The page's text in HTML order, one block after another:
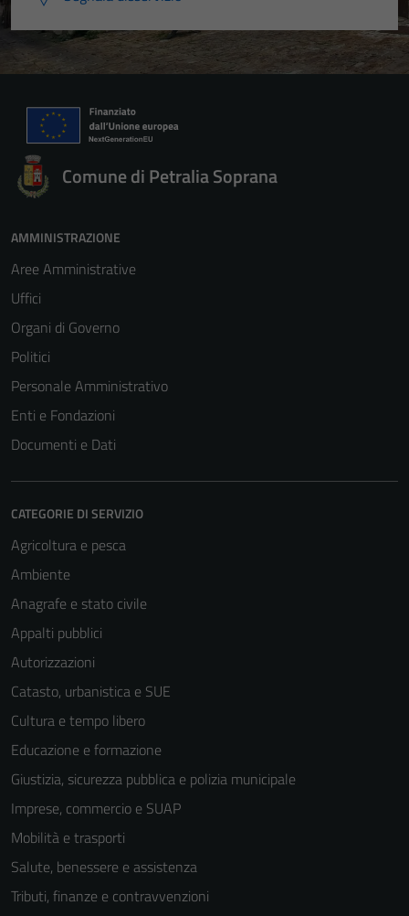
Comune di Petralia Soprana
AMMINISTRAZIONE
Aree Amministrative
Uffici
Organi di Governo
Politici
Personale Amministrativo
Enti e Fondazioni
Documenti e Dati
CATEGORIE DI SERVIZIO
Agricoltura e pesca
Ambiente
Anagrafe e stato civile
Appalti pubblici
Autorizzazioni
Catasto, urbanistica e SUE
Cultura e tempo libero
Educazione e formazione
Giustizia, sicurezza pubblica e polizia municipale
Imprese, commercio e SUAP
Mobilità e trasporti
Salute, benessere e assistenza
Tributi, finanze e contravvenzioni
non raccolgono